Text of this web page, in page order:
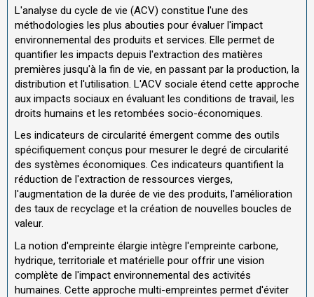
L'analyse du cycle de vie (ACV) constitue l'une des
méthodologies les plus abouties pour évaluer l'impact
environnemental des produits et services. Elle permet de
quantifier les impacts depuis l'extraction des matières
premières jusqu'à la fin de vie, en passant par la production, la
distribution et l'utilisation. L'ACV sociale étend cette approche
aux impacts sociaux en évaluant les conditions de travail, les
droits humains et les retombées socio-économiques.
Les indicateurs de circularité émergent comme des outils
spécifiquement conçus pour mesurer le degré de circularité
des systèmes économiques. Ces indicateurs quantifient la
réduction de l'extraction de ressources vierges,
l'augmentation de la durée de vie des produits, l'amélioration
des taux de recyclage et la création de nouvelles boucles de
valeur.
La notion d'empreinte élargie intègre l'empreinte carbone,
hydrique, territoriale et matérielle pour offrir une vision
complète de l'impact environnemental des activités
humaines. Cette approche multi-empreintes permet d'éviter